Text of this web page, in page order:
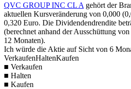
QVC GROUP INC CL A gehört der
aktuellen Kursveränderung von 0,000 (
0,320 Euro. Die Dividendendrendite
(berechnet anhand der Ausschüttung von
12 Monaten).
Ich würde die Aktie auf Sicht von 6
VerkaufenHaltenKaufen
■ Verkaufen
■ Halten
■ Kaufen